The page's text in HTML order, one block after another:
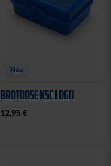
Neu
BROTDOSE KSC LOGO
12,95 €